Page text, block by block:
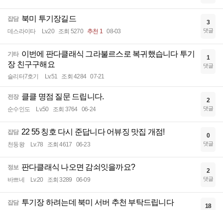
잡담 북미 투기장길드
데스라이타 Lv.20 조회 5270 추천 1 08-03
3
댓글
기타 이번에 판다클래식 그라불르스로 복귀했습니다 투기
장 친구구해요
슬리터7호기 Lv.51 조회 4284 07-21
1
댓글
전장 클클 명점 질문 드립니다.
순수인도 Lv.50 조회 3764 06-24
2
댓글
잡담 22 55 칭호 다시 준답니다 어뷰징 맛집 개점!
천둥왕 Lv.78 조회 4617 06-23
0
댓글
정보 판다클래식 나오면 감쇠잇을까요?
바쁘네 Lv.20 조회 3289 06-09
2
댓글
잡담 투기장 하려는데 북미 서버 추천 부탁드립니다 18